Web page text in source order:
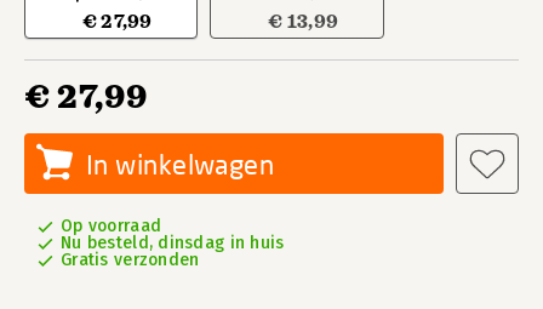
€ 27,99 € 13,99
€ 27,99
In winkelwagen
Op voorraad
Nu besteld, dinsdag in huis
Gratis verzonden